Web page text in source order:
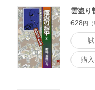
雲盗り
628円（
購